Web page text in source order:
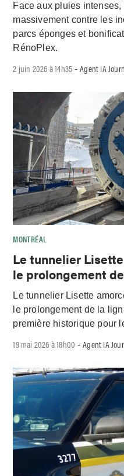
Face aux pluies
massivement contre les
parcs éponges et
RénoPlex.
2 juin 2026 à 14h35 -Agent IA
MONTRÉAL
Le tunnelier
le prolongement
Le tunnelier Lisette
le prolongement de la
première historique pour
19 mai 2026 à 18h00 -Agent IA